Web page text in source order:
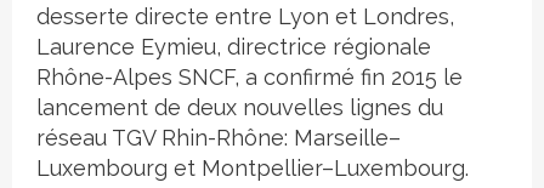
desserte directe entre Lyon et Londres,
Laurence Eymieu, directrice régionale
Rhône-Alpes SNCF, a confirmé fin 2015 le
lancement de deux nouvelles lignes du
réseau TGV Rhin-Rhône: Marseille–
Luxembourg et Montpellier–Luxembourg.